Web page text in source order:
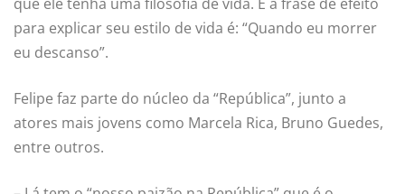
para explicar seu estilo de vida é: “Quando eu morrer
eu descanso”.
Felipe faz parte do núcleo da “República”, junto a
atores mais jovens como Marcela Rica, Bruno Guedes,
entre outros.